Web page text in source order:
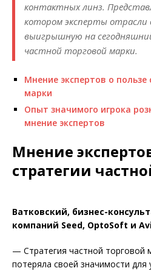
контактных линз.
котором эксперты отрасли
выигрышную на
частной торговой марки.
Мнение экспертов о пользе
марки
Опыт значимого игрока
мнение экспертов
Мнение
стратегии
Ватковский, бизнес-
компаний Seed, OptoSoft и
— Стратегия частной торговой
потеряла своей значимости для